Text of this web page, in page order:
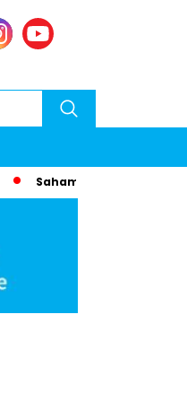
Saham Bayan